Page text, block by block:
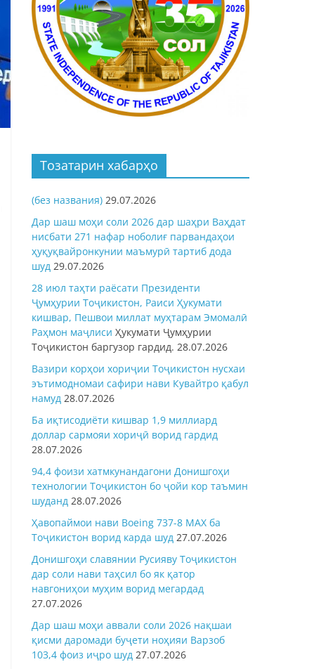
Тозатарин хабарҳо
(без названия) 29.07.2026
Дар шаш моҳи соли 2026 дар шаҳри Ваҳдат
нисбати 271 нафар ноболиғ парвандаҳои
ҳуқуқвайронкунии маъмурӣ тартиб дода
шуд 29.07.2026
28 июл таҳти раёсати Президенти
Ҷумҳурии Тоҷикистон, Раиси Ҳукумати
кишвар, Пешвои миллат муҳтарам Эмомалӣ
Раҳмон маҷлиси Ҳукумати Ҷумҳурии
Тоҷикистон баргузор гардид. 28.07.2026
Вазири корҳои хориҷии Тоҷикистон нусхаи
эътимодномаи сафири нави Кувайтро қабул
намуд 28.07.2026
Ба иқтисодиёти кишвар 1,9 миллиард
доллар сармояи хориҷӣ ворид гардид
28.07.2026
94,4 фоизи хатмкунандагони Донишгоҳи
технологии Тоҷикистон бо ҷойи кор таъмин
шуданд 28.07.2026
Ҳавопаймои нави Boeing 737-8 MAX ба
Тоҷикистон ворид карда шуд 27.07.2026
Донишгоҳи славянии Русияву Тоҷикистон
дар соли нави таҳсил бо як қатор
навгониҳои муҳим ворид мегардад
27.07.2026
Дар шаш моҳи аввали соли 2026 нақшаи
қисми даромади буҷети ноҳияи Варзоб
103,4 фоиз иҷро шуд 27.07.2026